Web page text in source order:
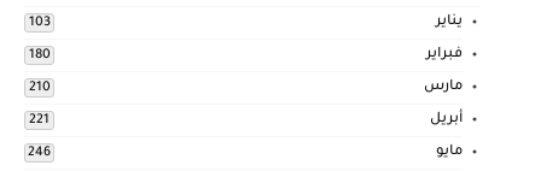
يناير 103
فبراير 180
مارس 210
أبريل 221
مايو 246